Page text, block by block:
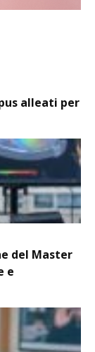
alleati per
del Master
e